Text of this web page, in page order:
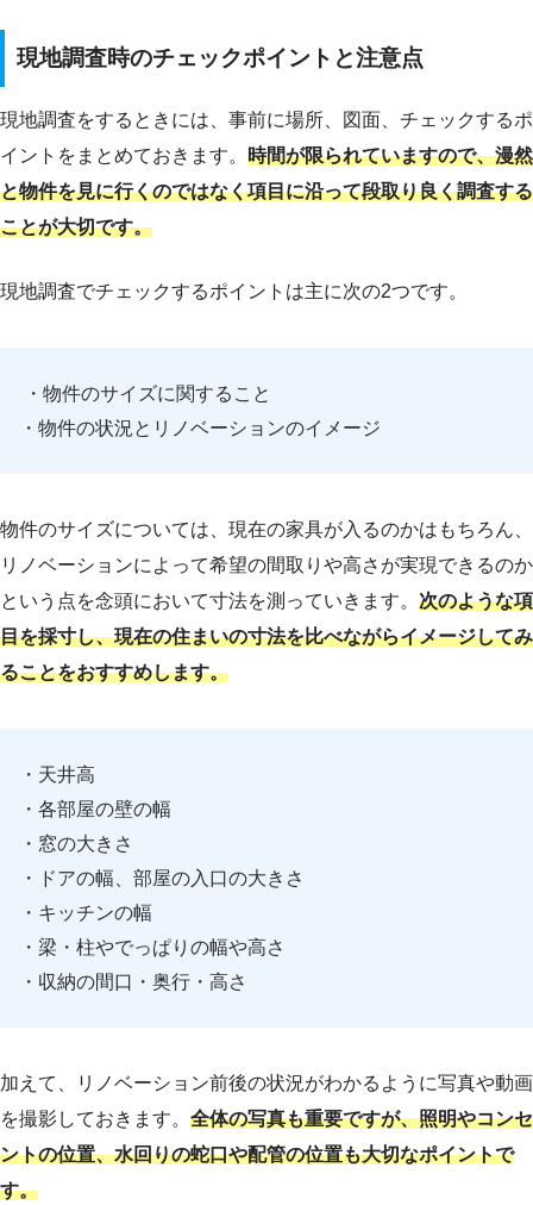
現地調査時のチェックポイントと注意点
現地調査をするときには、事前に場所、図面、チェックするポ
イントをまとめておきます。 時間が限られていますので、漫然
と物件を見に行くのではなく項目に沿って段取り良く調査する
ことが大切です。
現地調査でチェックするポイントは主に次の2つです。
・物件のサイズに関すること
・物件の状況とリノベーションのイメージ
物件のサイズについては、現在の家具が入るのかはもちろん、
リノベーションによって希望の間取りや高さが実現できるのか
という点を念頭において寸法を測っていきます。 次のような項
目を採寸し、現在の住まいの寸法を比べながらイメージしてみ
ることをおすすめします。
・天井高
・各部屋の壁の幅
・窓の大きさ
・ドアの幅、部屋の入口の大きさ
・キッチンの幅
・梁・柱やでっぱりの幅や高さ
・収納の間口・奥行・高さ
加えて、リノベーション前後の状況がわかるように写真や動画
を撮影しておきます。 全体の写真も重要ですが、照明やコンセ
ントの位置、水回りの蛇口や配管の位置も大切なポイントで
す。